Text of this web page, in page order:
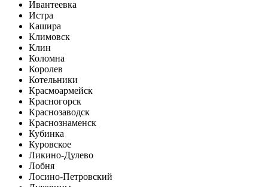
Ивантеевка
Истра
Кашира
Климовск
Клин
Коломна
Королев
Котельники
Красмоармейск
Красногорск
Краснозаводск
Краснознаменск
Кубинка
Куровское
Ликино-Дулево
Лобня
Лосино-Петровский